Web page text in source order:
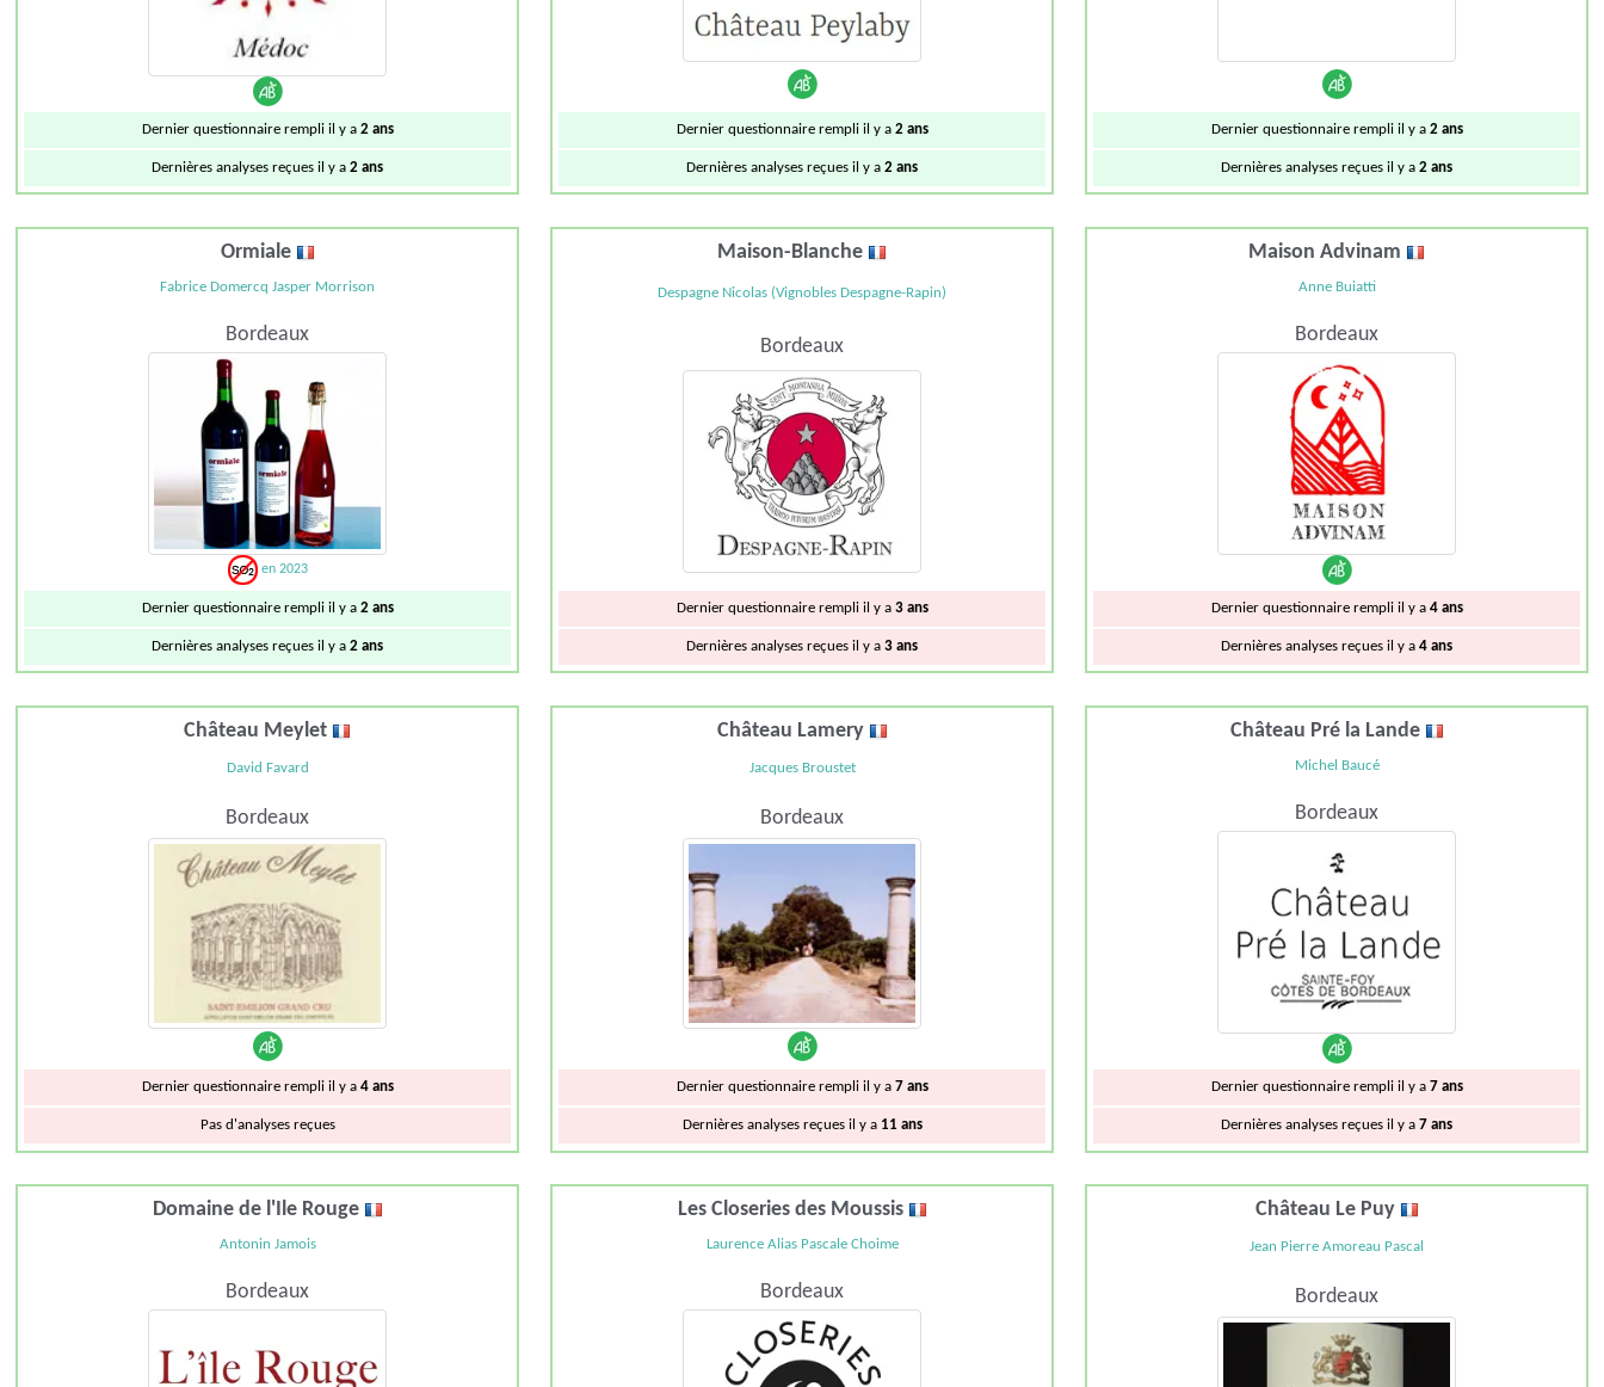
Dernier questionnaire rempli il y a 2 ans
Dernières analyses reçues il y a 2 ans
Dernier questionnaire rempli il y a 2 ans
Dernières analyses reçues il y a 2 ans
Dernier questionnaire rempli il y a 2 ans
Dernières analyses reçues il y a 2 ans
Ormiale
Fabrice Domercq Jasper Morrison
Bordeaux
en 2023
Dernier questionnaire rempli il y a 2 ans
Dernières analyses reçues il y a 2 ans
Maison-Blanche
Despagne Nicolas (Vignobles Despagne-Rapin)
Bordeaux
Dernier questionnaire rempli il y a 3 ans
Dernières analyses reçues il y a 3 ans
Maison Advinam
Anne Buiatti
Bordeaux
Dernier questionnaire rempli il y a 4 ans
Dernières analyses reçues il y a 4 ans
Château Meylet
David Favard
Bordeaux
Dernier questionnaire rempli il y a 4 ans
Pas d'analyses reçues
Château Lamery
Jacques Broustet
Bordeaux
Dernier questionnaire rempli il y a 7 ans
Dernières analyses reçues il y a 11 ans
Château Pré la Lande
Michel Baucé
Bordeaux
Dernier questionnaire rempli il y a 7 ans
Dernières analyses reçues il y a 7 ans
Domaine de l'Ile Rouge
Antonin Jamois
Bordeaux
Les Closeries des Moussis
Laurence Alias Pascale Choime
Bordeaux
Château Le Puy
Jean Pierre Amoreau Pascal
Bordeaux